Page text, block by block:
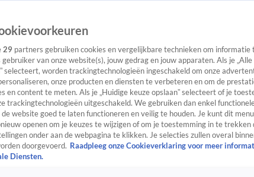
redactieNieuwsbrief
29 partners gebruiken cookies en vergelijkbare technieken om informatie
gebruiker van onze website(s), jouw gedrag en jouw apparaten. Als je „Alle
selecteert, worden trackingtechnologieën ingeschakeld om onze
onze producten en diensten te verbeteren en om de
en content te meten. Als je „Huidige keuze opslaan” selecteert of je
trackingtechnologieën uitgeschakeld. We gebruiken dan enkel
de website goed te laten functioneren en veilig te houden. Je kunt dit
openen om je keuzes te wijzigen of om je toestemming in te trekken
onder aan de webpagina te klikken. Je selecties zullen overal
doorgevoerd. Raadpleeg onze Cookieverklaring voor meer
Diensten.